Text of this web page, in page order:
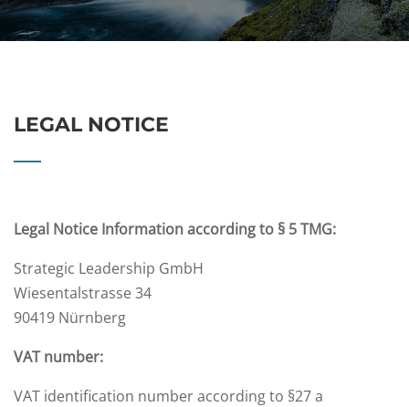
LEGAL NOTICE
Legal Notice Information according to § 5 TMG:
Strategic Leadership GmbH
Wiesentalstrasse 34
90419 Nürnberg
VAT number:
VAT identification number according to §27 a